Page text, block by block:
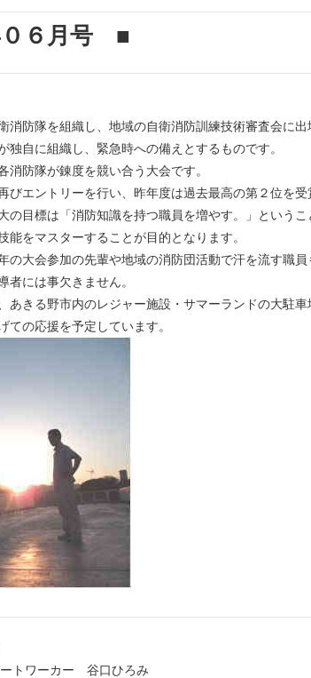
６月号 ■
消防隊を組織し、地域の自衛消防訓練技術審査会に出
独自に組織し、緊急時への備えとするものです。
消防隊が錬度を競い合う大会です。
びエントリーを行い、昨年度は過去最高の第２位を受
の目標は「消防知識を持つ職員を増やす。」というこ
能をマスターすることが目的となります。
の大会参加の先輩や地域の消防団活動で汗を流す職員
者には事欠きません。
あきる野市内のレジャー施設・サマーランドの大駐車
ての応援を予定しています。
ワーカー 谷口ひろみ